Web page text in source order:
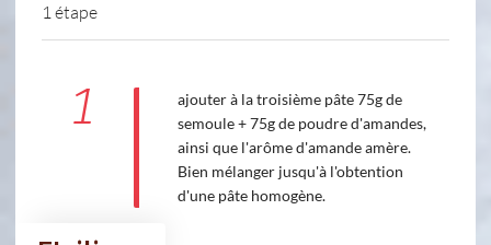
1 étape
1
ajouter à la troisième pâte 75g de
semoule + 75g de poudre d'amandes,
ainsi que l'arôme d'amande amère.
Bien mélanger jusqu'à l'obtention
d'une pâte homogène.